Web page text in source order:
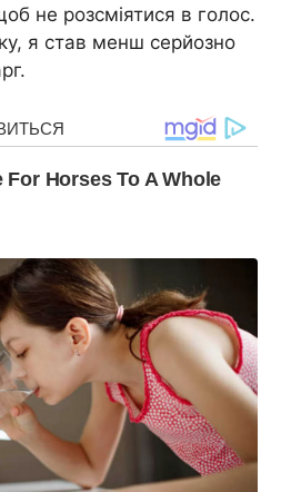
не розсміятися в голос.
я став менш серйозно